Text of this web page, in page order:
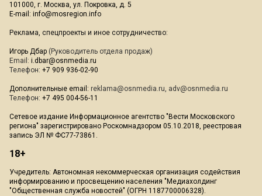
101000, г. Москва, ул. Покровка, д. 5
E-mail: info@mosregion.info
Реклама, спецпроекты и иное сотрудничество:
Игорь Дбар (Руководитель отдела продаж)
Email: i.dbar@osnmedia.ru
Телефон: +7 909 936-02-90
Дополнительные email: reklama@osnmedia.ru, adv@osnmedia.ru
Телефон: +7 495 004-56-11
Сетевое издание Информационное агентство "Вести Московского
региона" зарегистрировано Роскомнадзором 05.10.2018, реестровая
запись ЭЛ № ФС77-73861.
18+
Учредитель: Автономная некоммерческая организация содействия
информированию и просвещению населения "Медиахолдинг
"Общественная служба новостей" (ОГРН 1187700006328).